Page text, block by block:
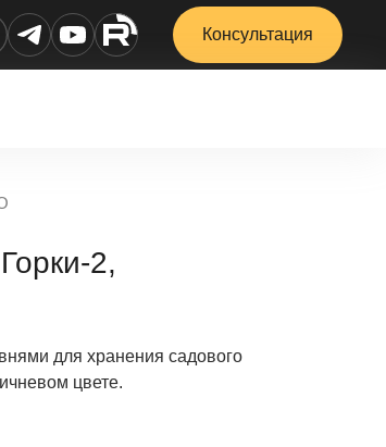
Консультация
2,
для хранения садового
цвете.